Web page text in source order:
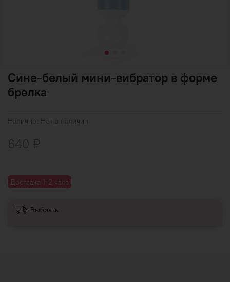
Доставка 1-2 часа
Сине-белый мини-вибратор в форме
брелка
Выбрать